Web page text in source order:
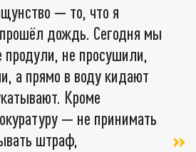
— то, что я
дождь. Сегодня мы
продули, не просушили,
а прямо в воду кидают
Кроме
— не принимать
штраф,